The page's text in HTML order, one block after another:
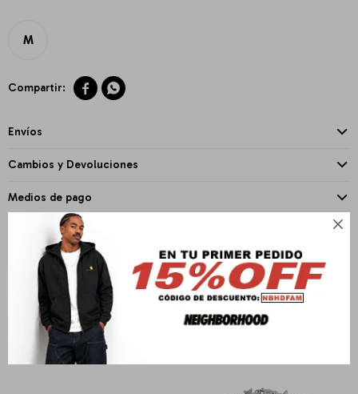

M
 
Envíos
Cambios y Devoluciones
Medios de pago
PRODUCTOS QUE TE PUEDEN INTERESAR